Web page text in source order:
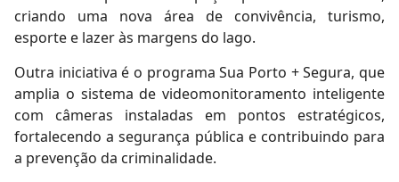
criando uma nova área de convivência, turismo,
esporte e lazer às margens do lago.
Outra iniciativa é o programa Sua Porto + Segura, que
amplia o sistema de videomonitoramento inteligente
com câmeras instaladas em pontos estratégicos,
fortalecendo a segurança pública e contribuindo para
a prevenção da criminalidade.